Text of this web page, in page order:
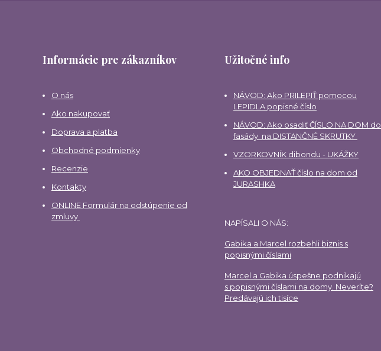
Informácie pre zákazníkov
O nás
Ako nakupovať
Doprava a platba
Obchodné podmienky
Recenzie
Kontakty
ONLINE Formulár na odstúpenie od
zmluvy
Užitočné info
NÁVOD: Ako PRILEPIŤ pomocou
LEPIDLA popisné číslo
NÁVOD: Ako osadiť ČÍSLO NA DOM do
fasády na DISTANČNÉ SKRUTKY
VZORKOVNÍK dibondu - UKÁŽKY
AKO OBJEDNAŤ číslo na dom od
JURASHKA
NAPÍSALI O NÁS:
Gabika a Marcel rozbehli biznis s
popisnými číslami
Marcel a Gabika úspešne podnikajú
s popisnými číslami na domy. Neveríte?
Predávajú ich tisíce